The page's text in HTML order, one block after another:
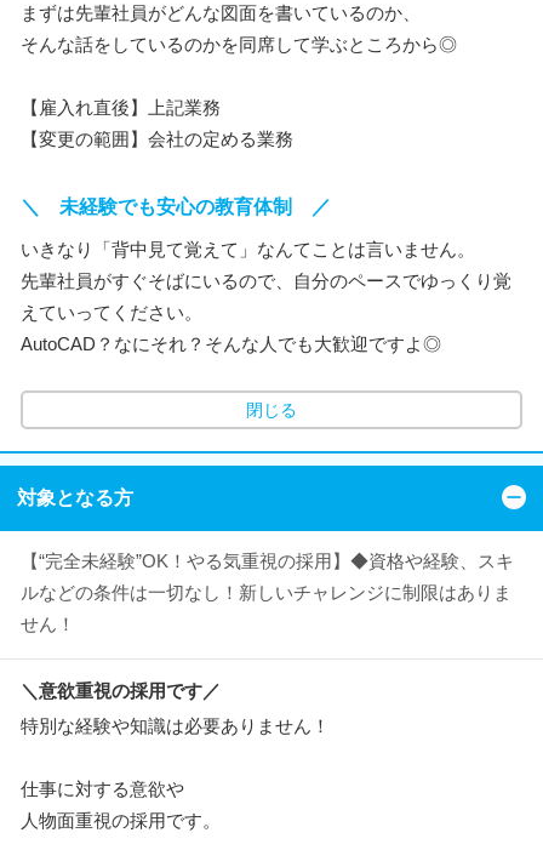
まずは先輩社員がどんな図面を書いているのか、
そんな話をしているのかを同席して学ぶところから◎
【雇入れ直後】上記業務
【変更の範囲】会社の定める業務
＼ 未経験でも安心の教育体制 ／
いきなり「背中見て覚えて」なんてことは言いません。
先輩社員がすぐそばにいるので、自分のペースでゆっくり覚
えていってください。
AutoCAD？なにそれ？そんな人でも大歓迎ですよ◎
閉じる
対象となる方
【“完全未経験”OK！やる気重視の採用】◆資格や経験、スキ
ルなどの条件は一切なし！新しいチャレンジに制限はありま
せん！
＼意欲重視の採用です／
特別な経験や知識は必要ありません！
仕事に対する意欲や
人物面重視の採用です。